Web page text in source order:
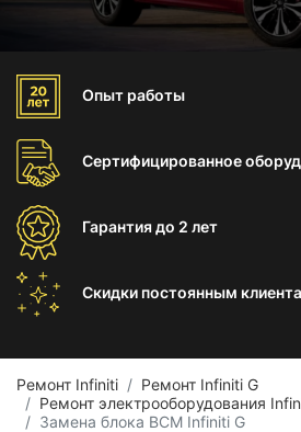
Опыт работы
Сертифицированное
Гарантиядо 2 лет
Скидки постоянным
Ремонт Infiniti
Ремонт Infiniti G
Ремонт электрооборудования
Замена блока BCM Infiniti G